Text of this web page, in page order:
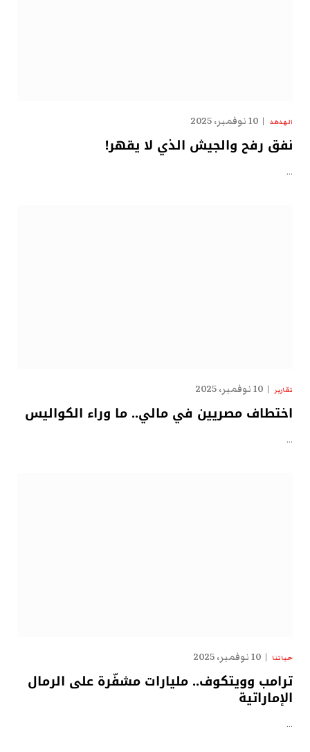
الهدهد 10 نوفمبر، 2025
نفق رفح والجيش الذي لا يقهر!
…
تقارير 10 نوفمبر، 2025
اختطاف مصريين في مالي.. ما وراء الكواليس
…
حياتنا 10 نوفمبر، 2025
ترامب وويتكوف.. مليارات مشفّرة على الرمال
الإماراتية
…